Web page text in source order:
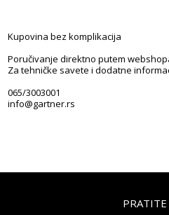
Kupovina bez komplikacija
Poručivanje direktno putem
Za tehničke savete i dodatne
065/3003001
info@gartner.rs
PRATITE